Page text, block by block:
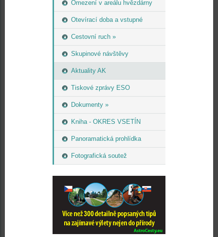
Omezení v areálu hvězdárny
Otevírací doba a vstupné
Cestovní ruch »
Skupinové návštěvy
Aktuality AK
Tiskové zprávy ESO
Dokumenty »
Kniha - OKRES VSETÍN
Panoramatická prohlídka
Fotografická soutež